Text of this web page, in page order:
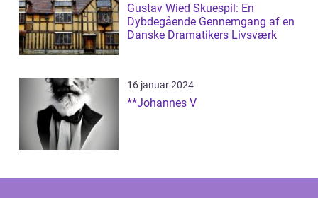
Gustav Wied Skuespil: En
Dybdegående Gennemgang af en
Danske Dramatikers Livsværk
16 januar 2024
**Johannes V